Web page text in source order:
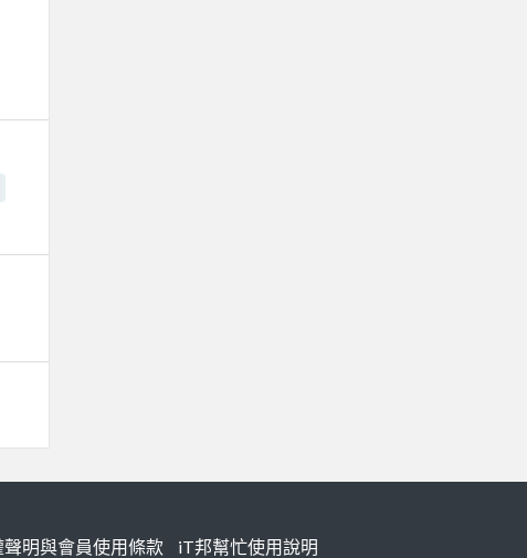
聲明與會員使用條款 iT邦幫忙使用說明